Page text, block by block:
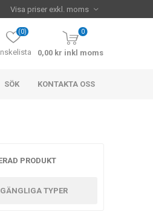
(0) 0
0,00 kr inkl moms
SÖK KONTAKTA OSS
PRODUKT
TYPER